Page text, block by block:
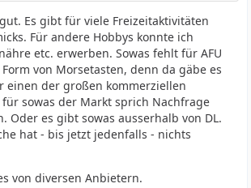
Es gibt für viele Freizeitaktivitäten
Für andere Hobbys konnte ich
etc. erwerben. Sowas fehlt für AFU
von Morsetasten, denn da gäbe es
einen der großen kommerziellen
sowas der Markt sprich Nachfrage
Oder es gibt sowas ausserhalb von DL.
hat - bis jetzt jedenfalls - nichts
von diversen Anbietern.